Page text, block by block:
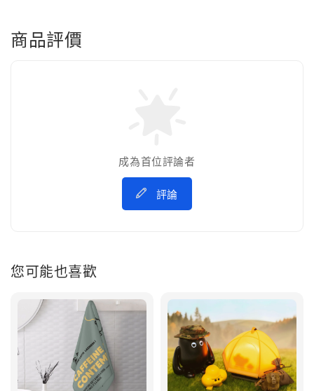
商品評價
成為首位評論者
評論
您可能也喜歡